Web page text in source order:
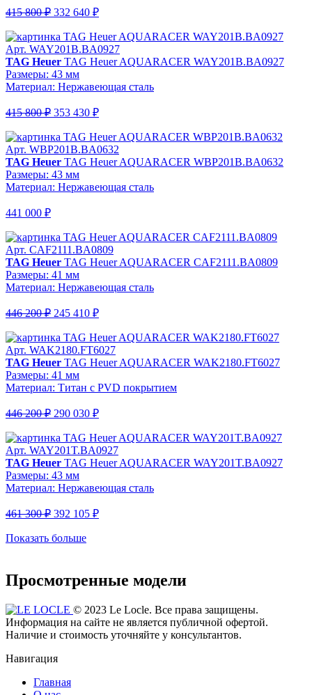
415 800 ₽ 332 640 ₽
Арт. WAY201B.BA0927
TAG Heuer TAG Heuer AQUARACER WAY201B.BA0927
Размеры: 43 мм
Материал: Нержавеющая сталь
415 800 ₽ 353 430 ₽
Арт. WBP201B.BA0632
TAG Heuer TAG Heuer AQUARACER WBP201B.BA0632
Размеры: 43 мм
Материал: Нержавеющая сталь
441 000 ₽
Арт. CAF2111.BA0809
TAG Heuer TAG Heuer AQUARACER CAF2111.BA0809
Размеры: 41 мм
Материал: Нержавеющая сталь
446 200 ₽ 245 410 ₽
Арт. WAK2180.FT6027
TAG Heuer TAG Heuer AQUARACER WAK2180.FT6027
Размеры: 41 мм
Материал: Титан с PVD покрытием
446 200 ₽ 290 030 ₽
Арт. WAY201T.BA0927
TAG Heuer TAG Heuer AQUARACER WAY201T.BA0927
Размеры: 43 мм
Материал: Нержавеющая сталь
461 300 ₽ 392 105 ₽
Показать больше
Просмотренные модели
© 2023 Le Locle. Все права защищены.
Информация на сайте не является публичной офертой.
Наличие и стоимость уточняйте у консультантов.
Навигация
Главная